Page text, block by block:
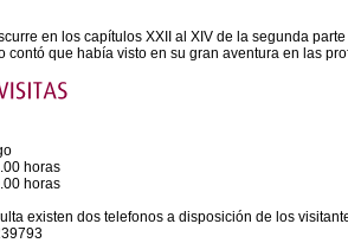
en los capítulos XXII al XIV de la segunda
contó que había visto en su gran aventura en las
horas
horas
existen dos telefonos a disposición de los